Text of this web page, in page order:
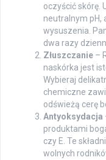
oczyścić skórę.
neutralnym pH,
wysuszenia.
dwa razy
Złuszczanie –
naskórka jest
Wybieraj
chemiczne
odświeżą cerę
Antyoksydacja
produktami
czy E. Te
wolnych